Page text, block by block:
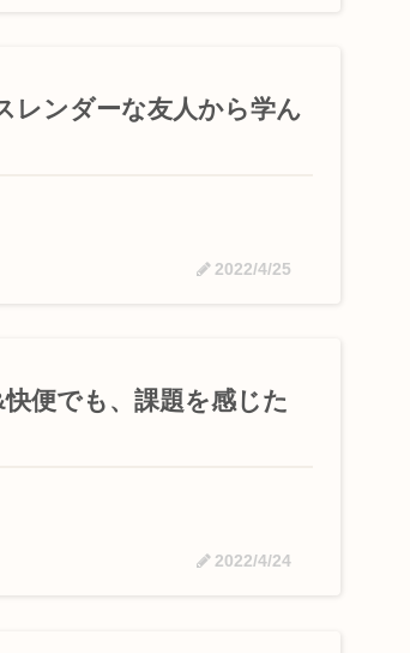
レンダーな友人から学ん
2022/4/25
快便でも、課題を感じた
2022/4/24